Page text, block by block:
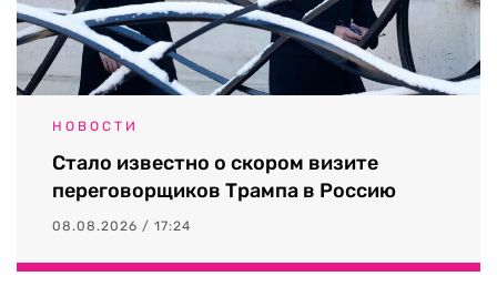
НОВОСТИ
Стало известно о скором визите
переговорщиков Трампа в Россию
08.08.2026 / 17:24